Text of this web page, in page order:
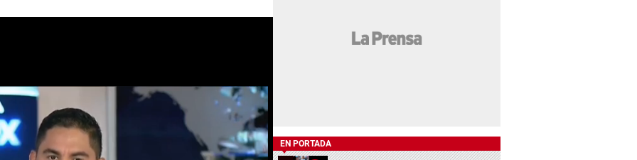
EN PORTADA